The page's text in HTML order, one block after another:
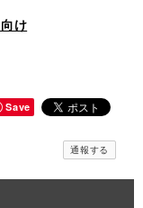
け
Save
通報する